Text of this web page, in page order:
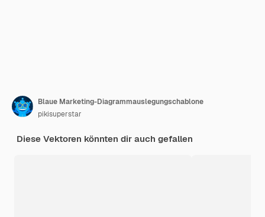
Blaue Marketing-Diagrammauslegungschablone
pikisuperstar
Diese Vektoren könnten dir auch gefallen